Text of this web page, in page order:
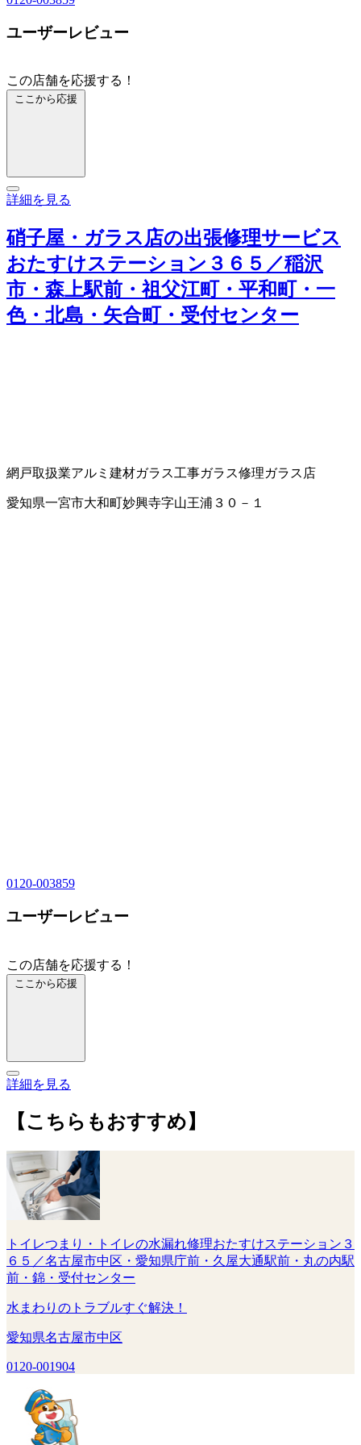
ユーザーレビュー
この店舗を応援する！
ここから応援
詳細を見る
硝子屋・ガラス店の出張修理サービス
おたすけステーション３６５／稲沢
市・森上駅前・祖父江町・平和町・一
色・北島・矢合町・受付センター
網戸取扱業アルミ建材ガラス工事ガラス修理ガラス店
愛知県一宮市大和町妙興寺字山王浦３０－１
0120-003859
ユーザーレビュー
この店舗を応援する！
ここから応援
詳細を見る
【こちらもおすすめ】
トイレつまり・トイレの水漏れ修理おたすけステーション３
６５／名古屋市中区・愛知県庁前・久屋大通駅前・丸の内駅
前・錦・受付センター
水まわりのトラブルすぐ解決！
愛知県名古屋市中区
0120-001904